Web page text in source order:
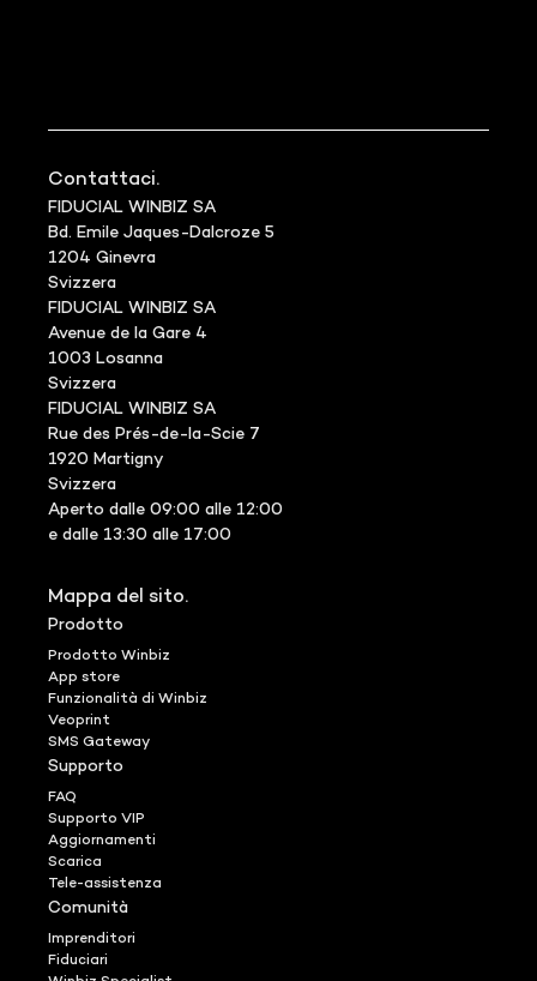
Contattaci.
FIDUCIAL WINBIZ SA
Bd. Emile Jaques-Dalcroze 5
1204 Ginevra
Svizzera
FIDUCIAL WINBIZ SA
Avenue de la Gare 4
1003 Losanna
Svizzera
FIDUCIAL WINBIZ SA
Rue des Prés-de-la-Scie 7
1920 Martigny
Svizzera
Aperto dalle 09:00 alle 12:00
e dalle 13:30 alle 17:00
Mappa del sito.
Prodotto
Prodotto Winbiz
App store
Funzionalità di Winbiz
Veoprint
SMS Gateway
Supporto
FAQ
Supporto VIP
Aggiornamenti
Scarica
Tele-assistenza
Comunità
Imprenditori
Fiduciari